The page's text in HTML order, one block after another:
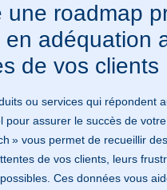
une roadmap
en adéquation
de vos clients
ou services qui répondent
pour assurer le succès de
» vous permet de recueillir
de vos clients, leurs
Ces données vous